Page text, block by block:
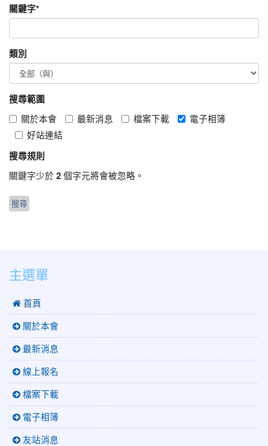
關鍵字*
類別
搜尋範圍
關於本會
最新消息 檔案下載
電子相簿
好站連結
搜尋規則
關鍵字少於 2個字元將會被忽略。
主選單
 首頁
關於本會
最新消息
線上報名
檔案下載
電子相簿
友站消息